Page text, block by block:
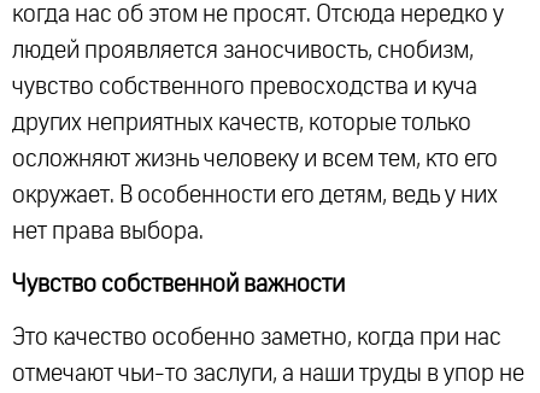
когда нас об этом не просят. Отсюда нередко у
людей проявляется заносчивость, снобизм,
чувство собственного превосходства и куча
других неприятных качеств, которые только
осложняют жизнь человеку и всем тем, кто его
окружает. В особенности его детям, ведь у них
нет права выбора.
Чувство собственной важности
Это качество особенно заметно, когда при нас
отмечают чьи-то заслуги, а наши труды в упор не